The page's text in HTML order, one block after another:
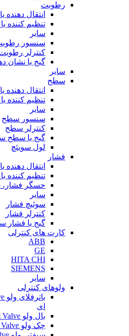
رطوبت
انتقال
تنظیم کننده
سایر
سنسور
کنترلر
گیج یا نشان
سایر
سطح
انتقال
تنظیم کننده
سایر
سنسور سطح
کنترلر سطح
گیج یا سطح
لول سویئچ
فشار
انتقال دهنده
تنظیم کننده
حسگر فشار،
سایر
سوئیچ فشار
کنترلر فشار
گیج یا فشار
کارت های کنترلی
ABB
GE
HITA CHI
SIEMENS
سایر
ولوهای کنترلی
ای
بال ولو Ball Valve یا شیر توپی
چک ولو Check Valve یا شیر یک طرفه